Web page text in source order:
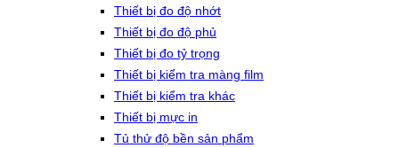
Thiết bị đo độ nhớt
Thiết bị đo độ phủ
Thiết bị đo tỷ trọng
Thiết bị kiểm tra màng film
Thiết bị kiểm tra khác
Thiết bị mực in
Tủ thử độ bền sản phẩm